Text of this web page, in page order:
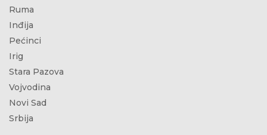
Ruma
Inđija
Pećinci
Irig
Stara Pazova
Vojvodina
Novi Sad
Srbija